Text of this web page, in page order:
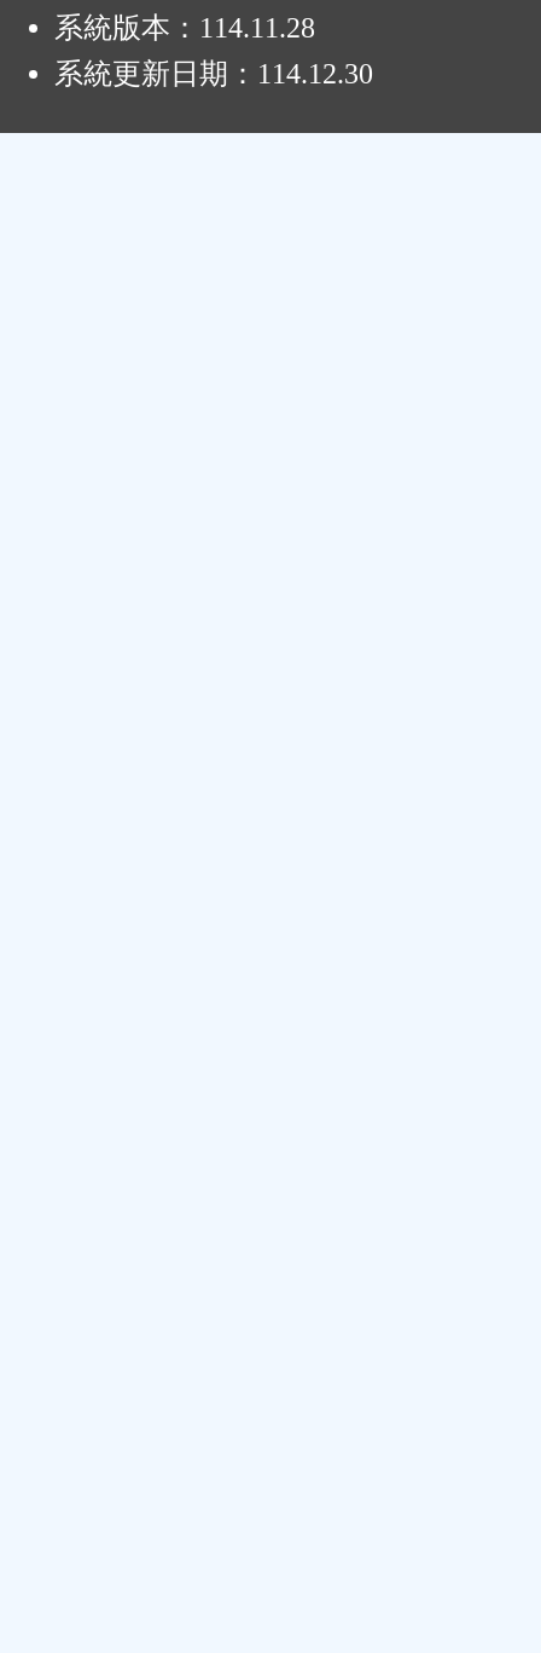
系統版本： 114.11.28
系統更新日期： 114.12.30